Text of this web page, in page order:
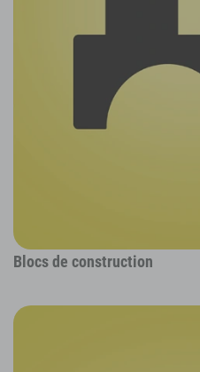
Blocs de construction